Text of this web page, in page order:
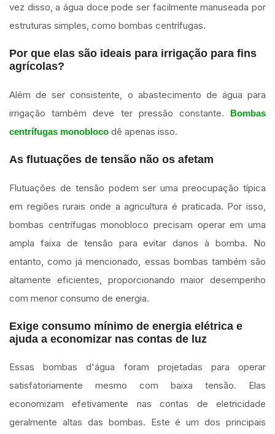
vez disso, a água doce pode ser facilmente manuseada por
estruturas simples, como bombas centrífugas.
Por que elas são ideais para irrigação para fins
agrícolas?
Além de ser consistente, o abastecimento de água para
irrigação também deve ter pressão constante.
Bombas
centrífugas monobloco dê apenas isso.
As flutuações de tensão não os afetam
Flutuações de tensão podem ser uma preocupação típica
em regiões rurais onde a agricultura é praticada. Por isso,
bombas centrífugas monobloco precisam operar em uma
ampla faixa de tensão para evitar danos à bomba. No
entanto, como já mencionado, essas bombas também são
altamente eficientes, proporcionando maior desempenho
com menor consumo de energia.
Exige consumo mínimo de energia elétrica e
ajuda a economizar nas contas de luz
Essas bombas d'água foram projetadas para operar
satisfatoriamente mesmo com baixa tensão. Elas
economizam efetivamente nas contas de eletricidade
geralmente altas das bombas. Este é um dos principais